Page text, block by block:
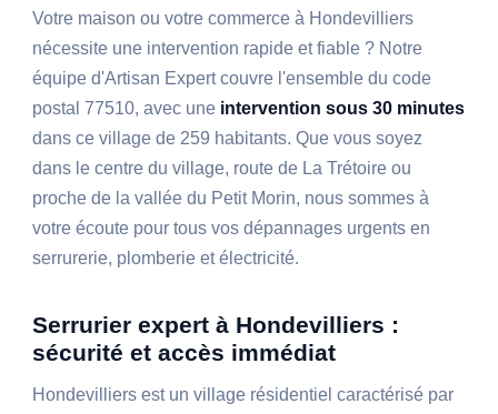
Votre maison ou votre commerce à Hondevilliers
nécessite une intervention rapide et fiable ? Notre
équipe d'Artisan Expert couvre l'ensemble du code
postal 77510, avec une intervention sous 30 minutes
dans ce village de 259 habitants. Que vous soyez
dans le centre du village, route de La Trétoire ou
proche de la vallée du Petit Morin, nous sommes à
votre écoute pour tous vos dépannages urgents en
serrurerie, plomberie et électricité.
Serrurier expert à Hondevilliers :
sécurité et accès immédiat
Hondevilliers est un village résidentiel caractérisé par